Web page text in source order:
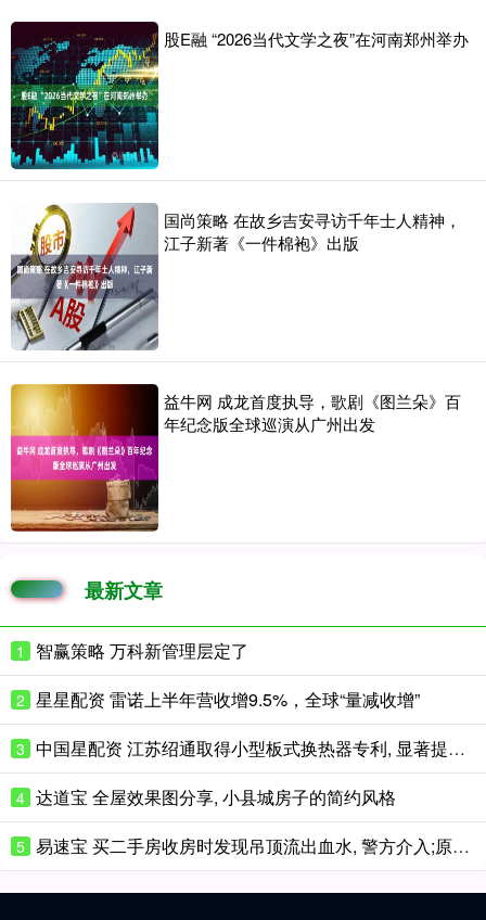
股E融 “2026当代文学之夜”在河南郑州举办
国尚策略 在故乡吉安寻访千年士人精神，
江子新著《一件棉袍》出版
益牛网 成龙首度执导，歌剧《图兰朵》百
年纪念版全球巡演从广州出发
最新文章
1 智赢策略 万科新管理层定了
2 星星配资 雷诺上半年营收增9.5%，全球“量减收增”
3 中国星配资 江苏绍通取得小型板式换热器专利, 显著提高了换热器的密封性能
4 达道宝 全屋效果图分享, 小县城房子的简约风格
5 易速宝 买二手房收房时发现吊顶流出血水, 警方介入;原房东疑因“卖亏了”在房中藏死鸡报复, 民警、中介均建议起诉